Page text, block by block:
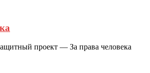
проект — За права человека